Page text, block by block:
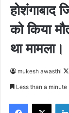
होशंगाबाद
को किया
था मामला।
mukesh awasthi
Less than a minute
Facebook
X